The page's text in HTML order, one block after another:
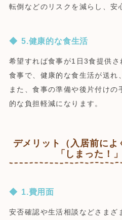
転倒などのリスクを減らし、安
5.健康的な食生活
希望すれば食事が1日3食提供さ
食事で、健康的な食生活が送れ
また、食事の準備や後片付けの
的な負担軽減になります。
デメリット（入居前に
「しまった！
1.費用面
安否確認や生活相談などさまざ